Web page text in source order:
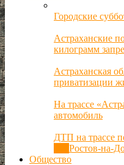
Городские
Астраханские
килограмм
Астраханская
приватизации
На трассе
автомобиль
ДТП на трассе
Ростов-на-
Общество